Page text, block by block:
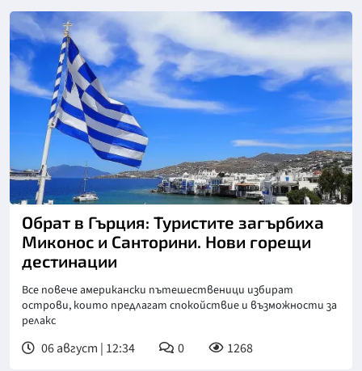
Обрат в Гърция: Туристите загърбиха
Миконос и Санторини. Нови горещи
дестинации
Все повече американски пътешественици избират
острови, които предлагат спокойствие и възможности за
релакс
06 август | 12:34 0 1268